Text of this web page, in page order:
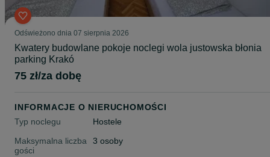
Odświeżono dnia 07 sierpnia 2026
Kwatery budowlane pokoje noclegi wola justowska błonia
parking Krakó
75 zł/za dobę
INFORMACJE O NIERUCHOMOŚCI
Typ noclegu
Hostele
Maksymalna liczba
gości
3 osoby